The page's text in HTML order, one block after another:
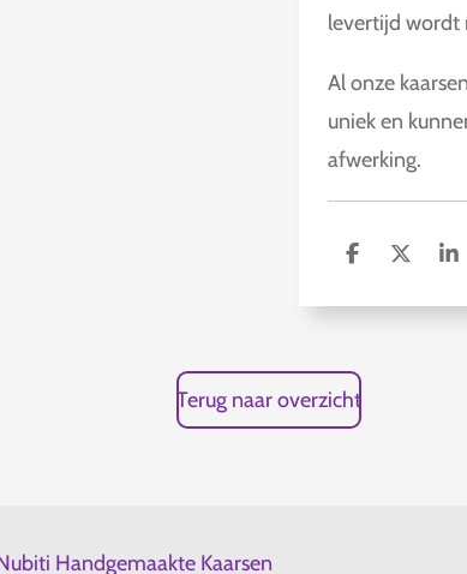
levertijd wordt
Al onze
uniek en
afwerking.
D
l
D
e
S
a
Terug naar overzicht
Handgemaakte Kaarsen